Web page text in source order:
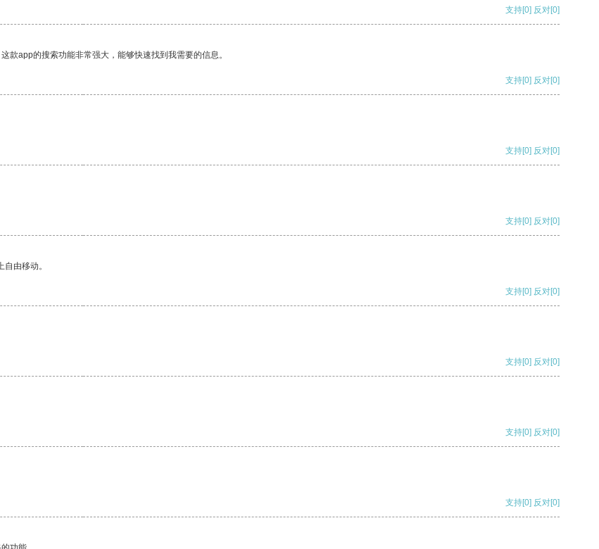
支持[0] 反对[0]
款app的搜索功能非常强大，能够快速找到我需要的信息。
支持[0] 反对[0]
支持[0] 反对[0]
支持[0] 反对[0]
由移动。
支持[0] 反对[0]
支持[0] 反对[0]
支持[0] 反对[0]
支持[0] 反对[0]